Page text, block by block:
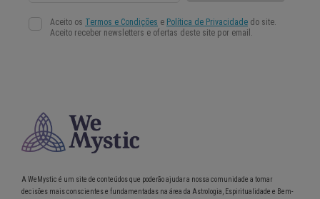
A WeMystic é um site de conteúdos que poderão ajudar a nossa comunidade a tomar
decisões mais conscientes e fundamentadas na área da Astrologia, Espiritualidade e Bem-